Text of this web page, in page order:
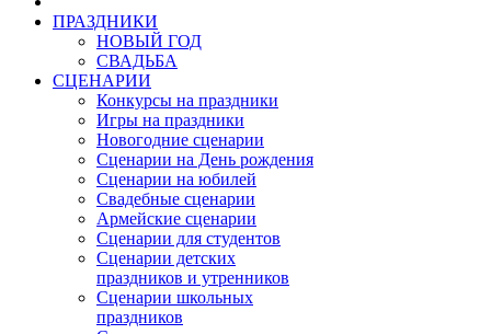
ПРАЗДНИКИ
НОВЫЙ ГОД
СВАДЬБА
СЦЕНАРИИ
Конкурсы на праздники
Игры на праздники
Новогодние сценарии
Сценарии на День рождения
Сценарии на юбилей
Свадебные сценарии
Армейские сценарии
Сценарии для студентов
Сценарии детских
праздников и утренников
Сценарии школьных
праздников